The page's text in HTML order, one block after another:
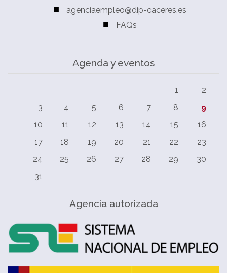
agenciaempleo@dip-caceres.es
FAQs
Agenda y eventos
1
2
3
4 5 6 7 8
9
10
11 12 13 14 15
16
17
18 19 20 21 22
23
24
25 26 27 28 29
30
31
Agencia autorizada